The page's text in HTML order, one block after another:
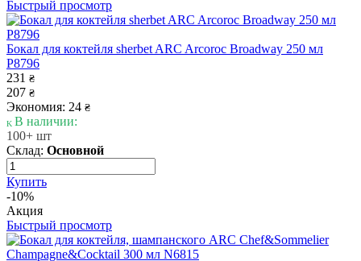
Быстрый просмотр
Бокал для коктейля sherbet ARC Arcoroc Broadway 250 мл
P8796
231 ₴
207 ₴
Экономия: 24 ₴
В наличии:
100+ шт
Склад: Основной
Купить
-10%
Акция
Быстрый просмотр